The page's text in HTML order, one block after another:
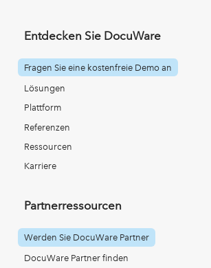
Entdecken Sie DocuWare
Fragen Sie eine kostenfreie Demo an
Lösungen
Plattform
Referenzen
Ressourcen
Karriere
Partnerressourcen
Werden Sie DocuWare Partner
DocuWare Partner finden